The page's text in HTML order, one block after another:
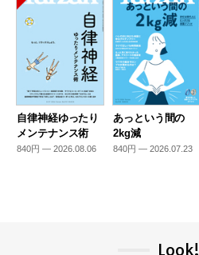
自律神経ゆったり
メンテナンス術
840円 — 2026.08.06
あっという間の
2kg減
840円 — 2026.07.23
Look!